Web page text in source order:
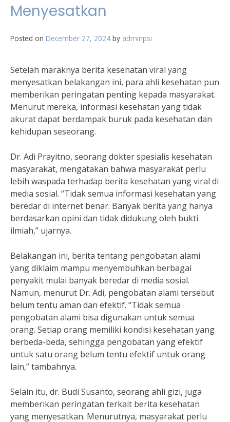
Menyesatkan
Posted on December 27, 2024 by adminpsi
Setelah maraknya berita kesehatan viral yang
menyesatkan belakangan ini, para ahli kesehatan pun
memberikan peringatan penting kepada masyarakat.
Menurut mereka, informasi kesehatan yang tidak
akurat dapat berdampak buruk pada kesehatan dan
kehidupan seseorang.
Dr. Adi Prayitno, seorang dokter spesialis kesehatan
masyarakat, mengatakan bahwa masyarakat perlu
lebih waspada terhadap berita kesehatan yang viral di
media sosial. “Tidak semua informasi kesehatan yang
beredar di internet benar. Banyak berita yang hanya
berdasarkan opini dan tidak didukung oleh bukti
ilmiah,” ujarnya.
Belakangan ini, berita tentang pengobatan alami
yang diklaim mampu menyembuhkan berbagai
penyakit mulai banyak beredar di media sosial.
Namun, menurut Dr. Adi, pengobatan alami tersebut
belum tentu aman dan efektif. “Tidak semua
pengobatan alami bisa digunakan untuk semua
orang. Setiap orang memiliki kondisi kesehatan yang
berbeda-beda, sehingga pengobatan yang efektif
untuk satu orang belum tentu efektif untuk orang
lain,” tambahnya.
Selain itu, dr. Budi Susanto, seorang ahli gizi, juga
memberikan peringatan terkait berita kesehatan
yang menyesatkan. Menurutnya, masyarakat perlu